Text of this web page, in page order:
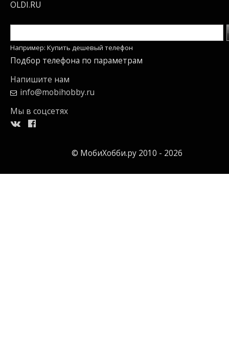
OLDI.RU
Например: Купить дешевый телефон
Подбор телефона по параметрам
Напишите нам
info@mobihobby.ru
Мы в соцсетях
© МобиХобби.ру 2010 - 2026